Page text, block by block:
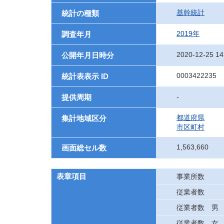
統計の種類 基幹統計
調査年月 2019年
公開年月日時分 2020-12-25
統計表表示 ID 0003422235
提供周期 -
集計地域区分
都道府県
市区町村
画面総セル数 1,563,660
表章項目
事業所数
従業者数
従業者数 男